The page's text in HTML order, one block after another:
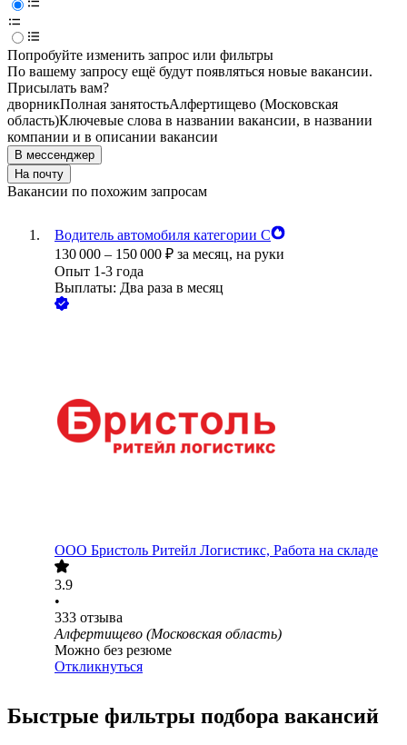
Попробуйте изменить запрос или фильтры
По вашему запросу ещё будут появляться новые вакансии.
Присылать вам?
дворникПолная занятостьАлфертищево (Московская
область)Ключевые слова в названии вакансии, в названии
компании и в описании вакансии
В мессенджер
На почту
Вакансии по похожим запросам
Водитель автомобиля категории С
130 000 – 150 000 ₽ за месяц, на руки
Опыт 1-3 года
Выплаты: Два раза в месяц
ООО Бристоль Ритейл Логистикс, Работа на складе
3.9
•
333 отзыва
Алфертищево (Московская область)
Можно без резюме
Откликнуться
Быстрые фильтры подбора вакансий